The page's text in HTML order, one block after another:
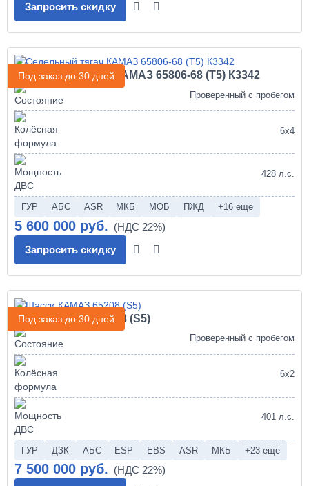
Запросить скидку
Под заказ до 30 дней
Седельный тягач КАМАЗ 65806-68 (Т5) К3342
Проверенный с пробегом
6х4
428 л.с.
ГУР АБС ASR МКБ МОБ ПЖД +16 еще
5 600 000 руб.
Запросить скидку
Под заказ до 30 дней
Шасси КАМАЗ 65208 (S5)
Проверенный с пробегом
6х2
401 л.с.
ГУР ДЗК АБС ESP EBS ASR МКБ +23 еще
7 500 000 руб.